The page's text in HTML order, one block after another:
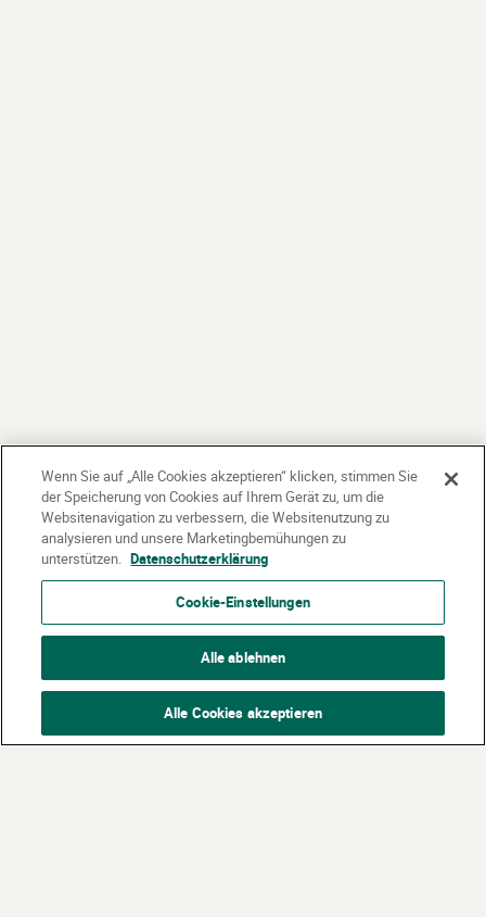
Wenn Sie auf „Alle Cookies akzeptieren“ klicken, stimmen Sie
der Speicherung von Cookies auf Ihrem Gerät zu, um die
Websitenavigation zu verbessern, die Websitenutzung zu
analysieren und unsere Marketingbemühungen zu
unterstützen. Datenschutzerklärung
Cookie-Einstellungen
Alle ablehnen
Alle Cookies akzeptieren